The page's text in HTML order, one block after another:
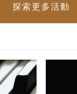
探索更多活動